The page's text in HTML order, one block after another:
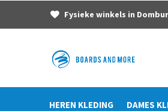
HEREN KLEDING DAMES
Fysieke winkels in Domburg &